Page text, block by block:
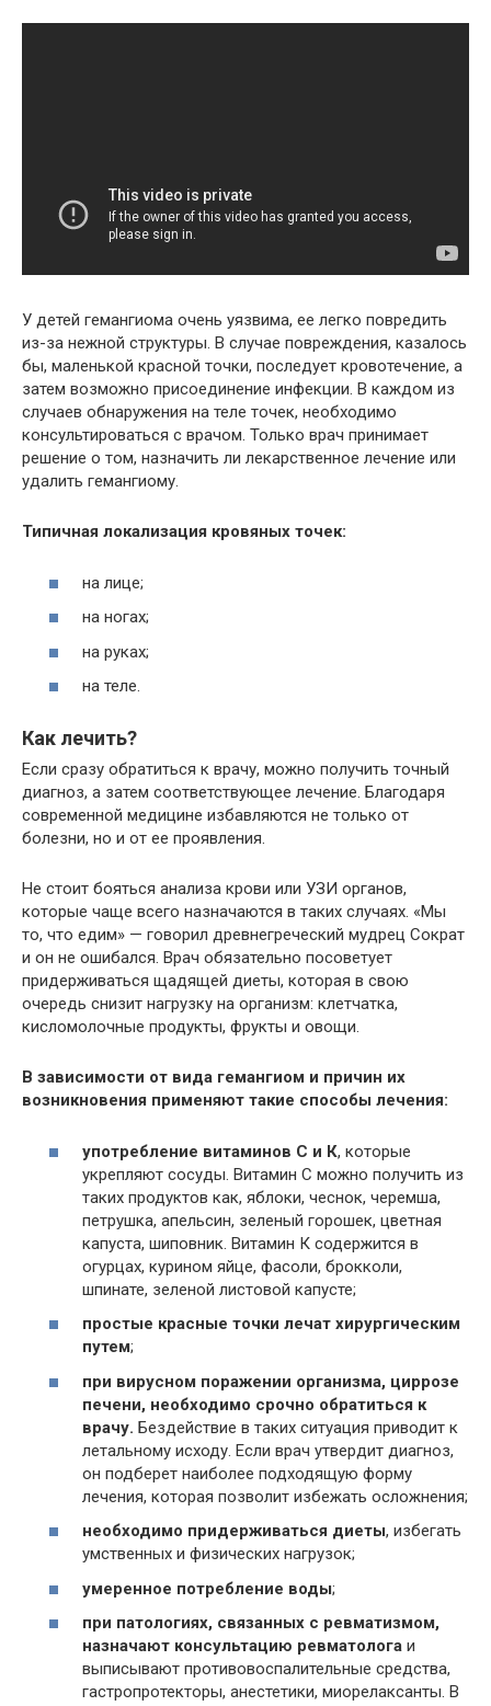
У детей гемангиома очень уязвима, ее легко повредить
из-за нежной структуры. В случае повреждения, казалось
бы, маленькой красной точки, последует кровотечение, а
затем возможно присоединение инфекции. В каждом из
случаев обнаружения на теле точек, необходимо
консультироваться с врачом. Только врач принимает
решение о том, назначить ли лекарственное лечение или
удалить гемангиому.
Типичная локализация кровяных точек:
на лице;
на ногах;
на руках;
на теле.
Как лечить?
Если сразу обратиться к врачу, можно получить точный
диагноз, а затем соответствующее лечение. Благодаря
современной медицине избавляются не только от
болезни, но и от ее проявления.
Не стоит бояться анализа крови или УЗИ органов,
которые чаще всего назначаются в таких случаях. «Мы
то, что едим» — говорил древнегреческий мудрец Сократ
и он не ошибался. Врач обязательно посоветует
придерживаться щадящей диеты, которая в свою
очередь снизит нагрузку на организм: клетчатка,
кисломолочные продукты, фрукты и овощи.
В зависимости от вида гемангиом и причин их
возникновения применяют такие способы лечения:
употребление витаминов С и К, которые
укрепляют сосуды. Витамин С можно получить из
таких продуктов как, яблоки, чеснок, черемша,
петрушка, апельсин, зеленый горошек, цветная
капуста, шиповник. Витамин К содержится в
огурцах, курином яйце, фасоли, брокколи,
шпинате, зеленой листовой капусте;
простые красные точки лечат хирургическим
путем;
при вирусном поражении организма, циррозе
печени, необходимо срочно обратиться к
врачу. Бездействие в таких ситуация приводит к
летальному исходу. Если врач утвердит диагноз,
он подберет наиболее подходящую форму
лечения, которая позволит избежать осложнения;
необходимо придерживаться диеты, избегать
умственных и физических нагрузок;
умеренное потребление воды;
при патологиях, связанных с ревматизмом,
назначают консультацию ревматолога и
выписывают противовоспалительные средства,
гастропротекторы, анестетики, миорелаксанты. В